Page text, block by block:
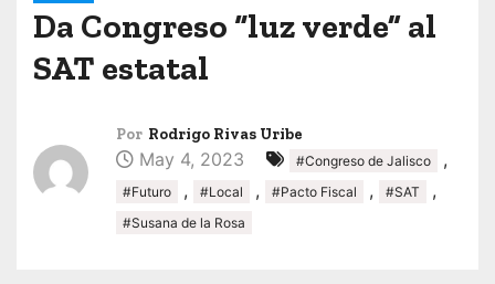
Da Congreso “luz verde” al
SAT estatal
Por Rodrigo Rivas Uribe
May 4, 2023 #Congreso de Jalisco ,
#Futuro , #Local , #Pacto Fiscal , #SAT ,
#Susana de la Rosa